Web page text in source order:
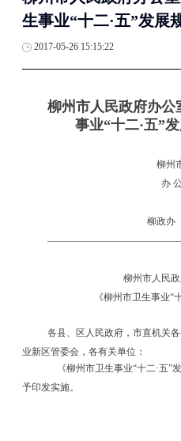
生事业“十二·五”发展
2017-05-26 15:15:22
柳州市人民政府办
事业“十二·五”
柳州
办
柳政办
柳州市人民
《柳州市卫生事业“
各县、区人民政府，市直机关
业新区管委会，各有关单位：
《柳州市卫生事业“十二·五”
予印发实施。